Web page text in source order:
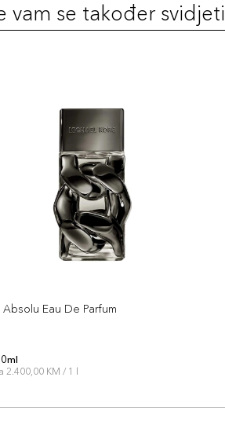
vam se također svidjeti
Absolu Eau De Parfum
2.400,00 KM / 1 l